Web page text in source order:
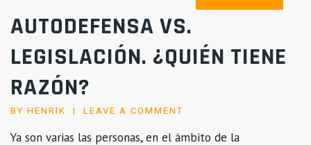
AUTODEFENSA VS.
LEGISLACIÓN. ¿QUIÉN TIENE
RAZÓN?
BY HENRIK LEAVE A COMMENT
Ya son varias las personas, en el ámbito de la